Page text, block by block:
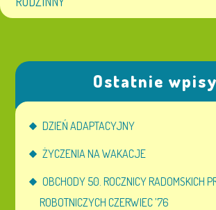
Ostatnie wpisy
DZIEŃ ADAPTACYJNY
ŻYCZENIA NA WAKACJE
OBCHODY 50. ROCZNICY RADOMSKICH
ROBOTNICZYCH CZERWIEC ’76